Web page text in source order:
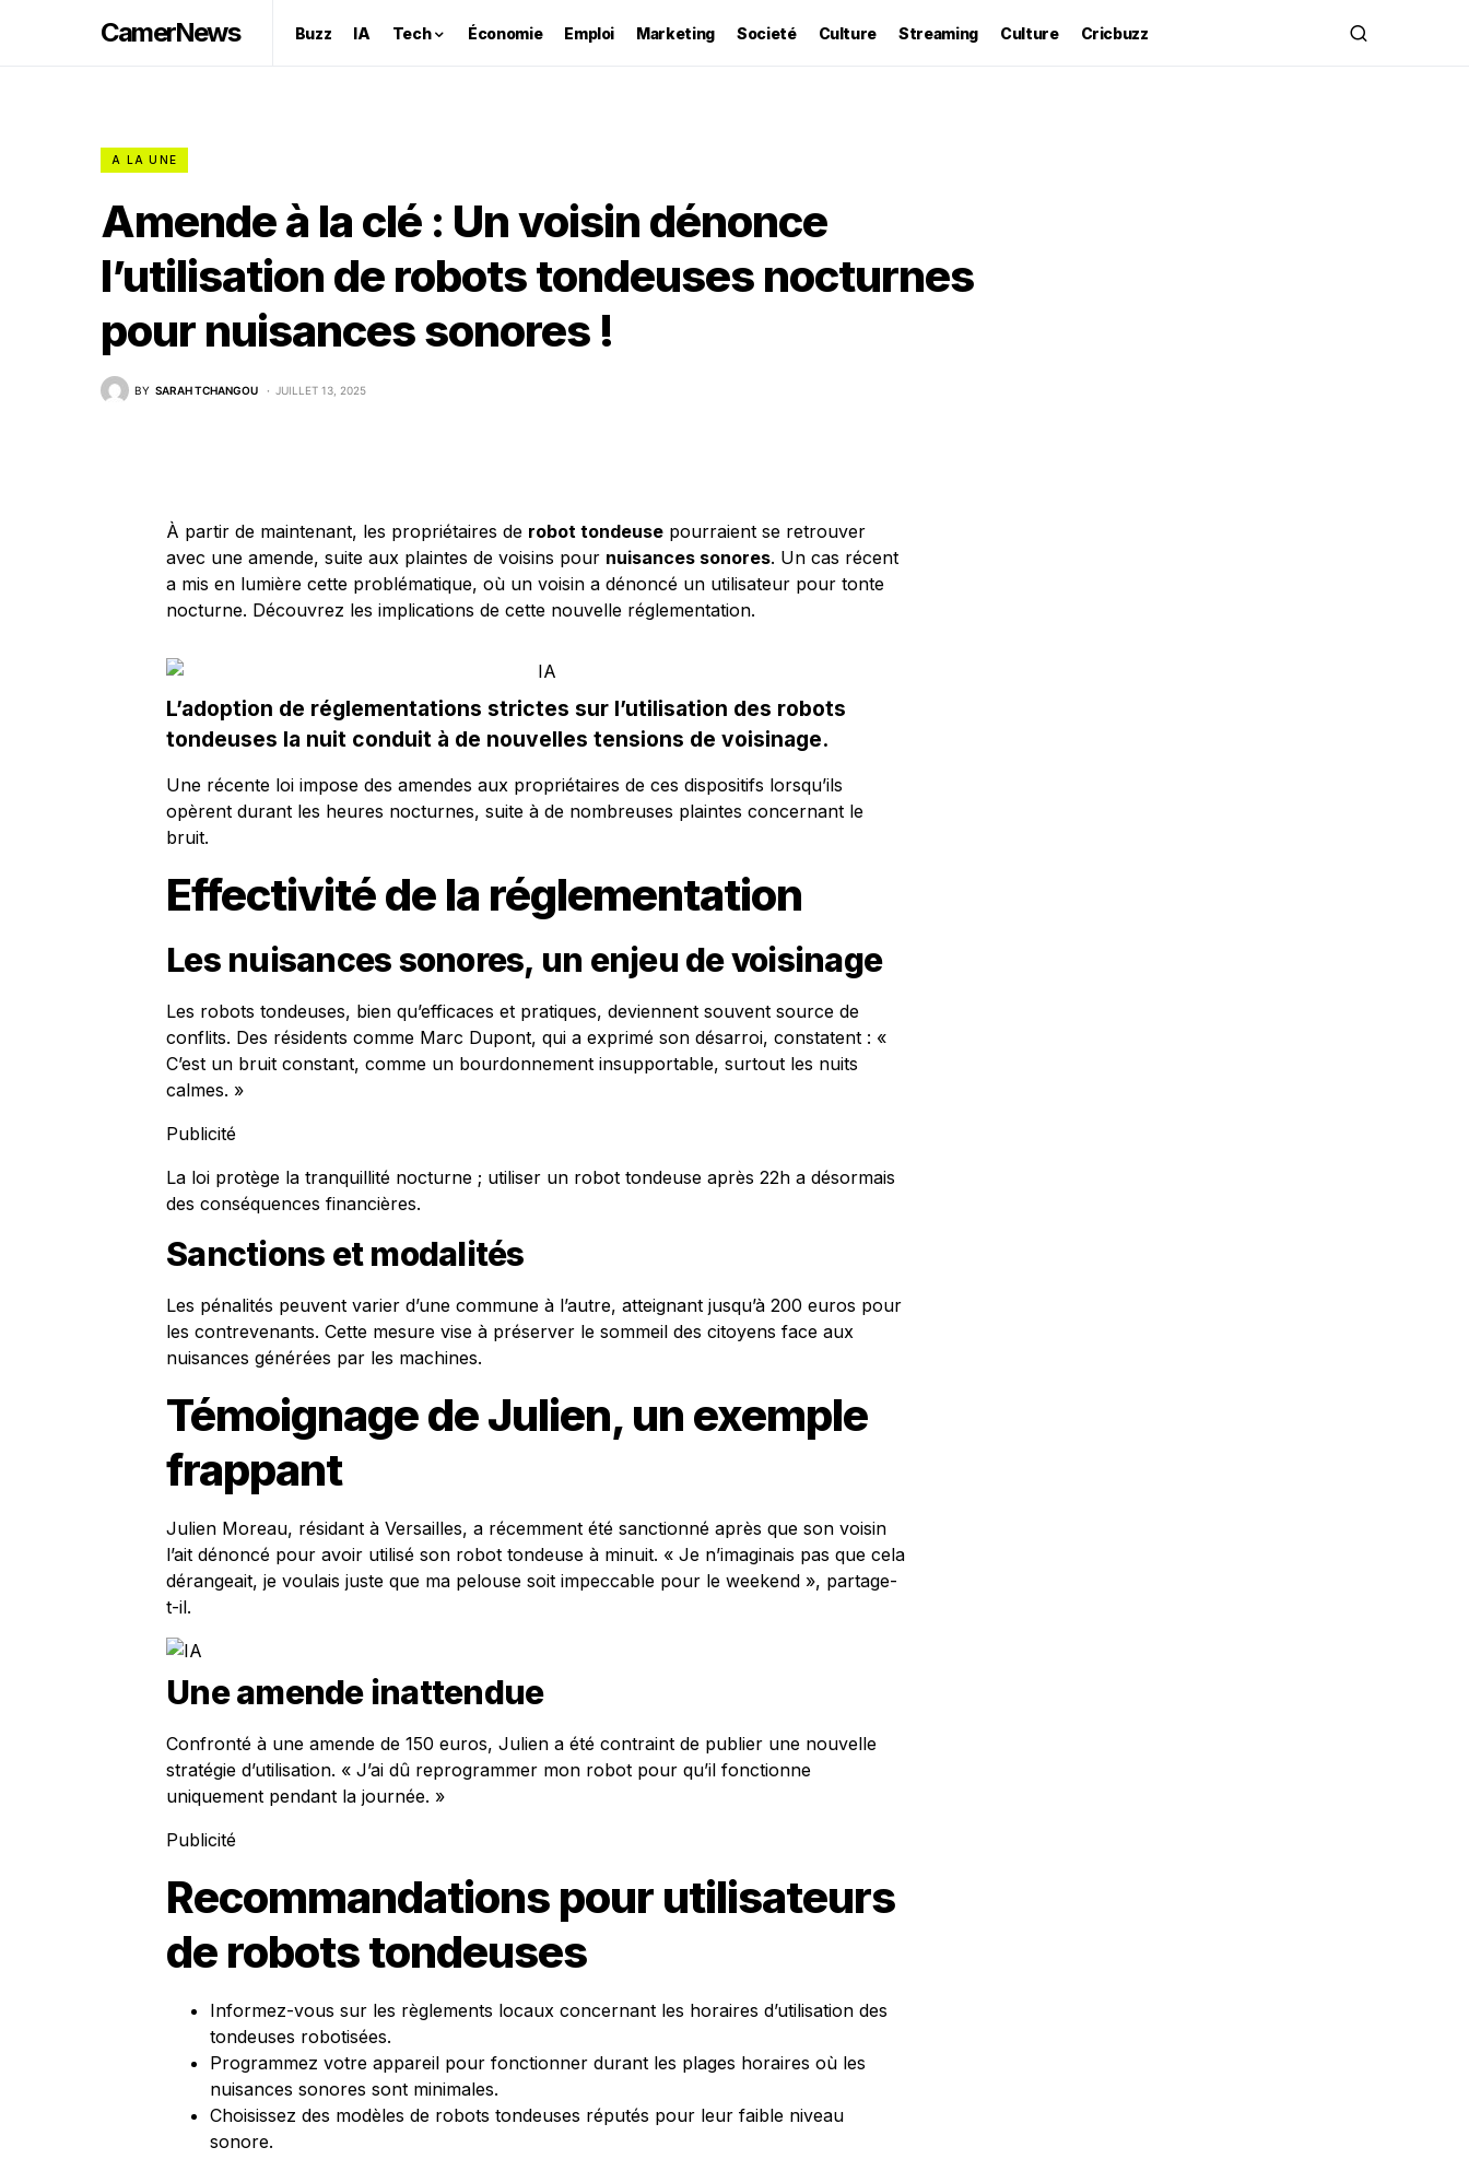
CamerNews Buzz IA Tech Économie Emploi Marketing Societé Culture Streaming Culture Cricbuzz
A LA UNE
Amende à la clé : Un voisin dénonce
l’utilisation de robots tondeuses nocturnes
pour nuisances sonores !
BY SARAH TCHANGOU JUILLET 13, 2025
À partir de maintenant, les propriétaires de robot tondeuse pourraient se retrouver
avec une amende, suite aux plaintes de voisins pour nuisances sonores. Un cas récent
a mis en lumière cette problématique, où un voisin a dénoncé un utilisateur pour tonte
nocturne. Découvrez les implications de cette nouvelle réglementation.
L’adoption de réglementations strictes sur l’utilisation des robots
tondeuses la nuit conduit à de nouvelles tensions de voisinage.
Une récente loi impose des amendes aux propriétaires de ces dispositifs lorsqu’ils
opèrent durant les heures nocturnes, suite à de nombreuses plaintes concernant le
bruit.
Effectivité de la réglementation
Les nuisances sonores, un enjeu de voisinage
Les robots tondeuses, bien qu’efficaces et pratiques, deviennent souvent source de
conflits. Des résidents comme Marc Dupont, qui a exprimé son désarroi, constatent : «
C’est un bruit constant, comme un bourdonnement insupportable, surtout les nuits
calmes. »
Publicité
La loi protège la tranquillité nocturne ; utiliser un robot tondeuse après 22h a désormais
des conséquences financières.
Sanctions et modalités
Les pénalités peuvent varier d’une commune à l’autre, atteignant jusqu’à 200 euros pour
les contrevenants. Cette mesure vise à préserver le sommeil des citoyens face aux
nuisances générées par les machines.
Témoignage de Julien, un exemple
frappant
Julien Moreau, résidant à Versailles, a récemment été sanctionné après que son voisin
l’ait dénoncé pour avoir utilisé son robot tondeuse à minuit. « Je n’imaginais pas que cela
dérangeait, je voulais juste que ma pelouse soit impeccable pour le weekend », partage-
t-il.
Une amende inattendue
Confronté à une amende de 150 euros, Julien a été contraint de publier une nouvelle
stratégie d’utilisation. « J’ai dû reprogrammer mon robot pour qu’il fonctionne
uniquement pendant la journée. »
Publicité
Recommandations pour utilisateurs
de robots tondeuses
Informez-vous sur les règlements locaux concernant les horaires d’utilisation des
tondeuses robotisées.
Programmez votre appareil pour fonctionner durant les plages horaires où les
nuisances sonores sont minimales.
Choisissez des modèles de robots tondeuses réputés pour leur faible niveau
sonore.